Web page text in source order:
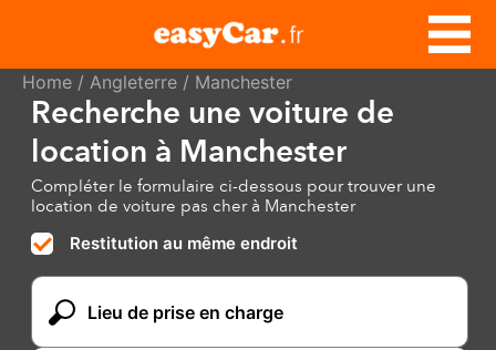
Home / Angleterre / Manchester
Recherche une voiture de
location à Manchester
Compléter le formulaire ci-dessous pour trouver une
location de voiture pas cher à Manchester
Restitution au même endroit